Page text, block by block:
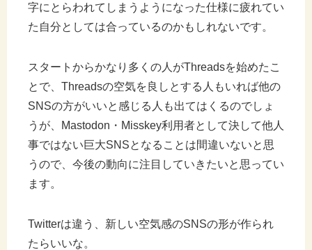
字にとらわれてしまうようになった仕様に疲れてい
た自分としては合っているのかもしれないです。
スタートからかなり多くの人がThreadsを始めたこ
とで、Threadsの空気を良しとする人もいれば他の
SNSの方がいいと感じる人も出てはくるのでしょ
うが、Mastodon・Misskey利用者として決して他人
事ではない巨大SNSとなることは間違いないと思
うので、今後の動向に注目していきたいと思ってい
ます。
Twitterは違う、新しい空気感のSNSの形が作られ
たらいいな。